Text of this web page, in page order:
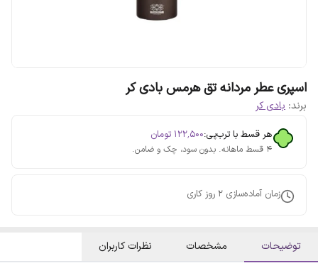
اسپری عطر مردانه تق هرمس بادی کر
برند: بادی کر
هر قسط با ترب‌پی:۱۲۲٬۵۰۰ تومان
۴ قسط ماهانه. بدون سود، چک و ضامن.
زمان آماده‌سازی 2 روز کاری
توضیحات مشخصات نظرات کاربران